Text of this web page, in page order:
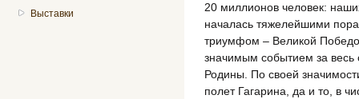
Выставки
20 миллионов человек:
началась тяжелейшими
триумфом – Великой
значимым событием за
Родины. По своей
полет Гагарина, да и то, в